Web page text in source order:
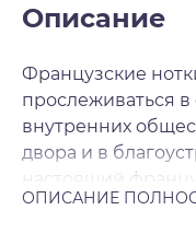
Описание
Французские
прослеживаться
внутренних
двора и в
настоящий
состоит из двух